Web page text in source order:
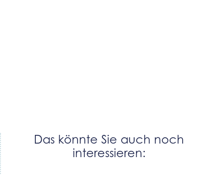
Das könnte Sie auch noch
interessieren: